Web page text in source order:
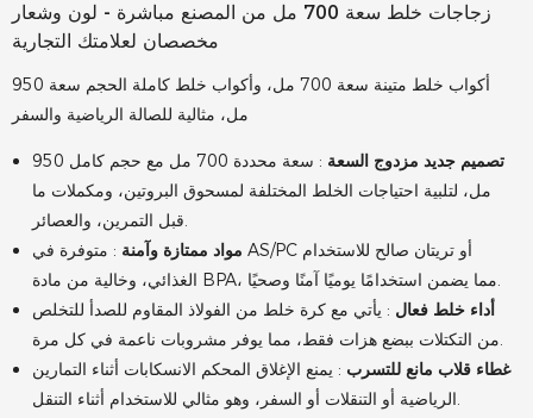
زجاجات خلط سعة 700 مل من المصنع مباشرة - لون وشعار
مخصصان لعلامتك التجارية
أكواب خلط متينة سعة 700 مل، وأكواب خلط كاملة الحجم سعة 950
مل، مثالية للصالة الرياضية والسفر
تصميم جديد مزدوج السعة
: سعة محددة 700 مل مع حجم كامل 950
مل، لتلبية احتياجات الخلط المختلفة لمسحوق البروتين، ومكملات ما
قبل التمرين، والعصائر.
مواد ممتازة وآمنة : متوفرة في AS/PC أو تريتان صالح للاستخدام
الغذائي، وخالية من مادة BPA، مما يضمن استخدامًا يوميًا آمنًا وصحيًا.
أداء خلط فعال : يأتي مع كرة خلط من الفولاذ المقاوم للصدأ للتخلص
من التكتلات ببضع هزات فقط، مما يوفر مشروبات ناعمة في كل مرة.
غطاء قلاب مانع للتسرب : يمنع الإغلاق المحكم الانسكابات أثناء التمارين
الرياضية أو التنقلات أو السفر، وهو مثالي للاستخدام أثناء التنقل.